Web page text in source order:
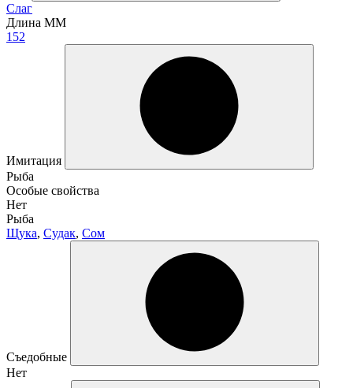
Слаг
Длина ММ
152
Имитация
Рыба
Особые свойства
Нет
Рыба
Щука, Судак, Сом
Съедобные
Нет